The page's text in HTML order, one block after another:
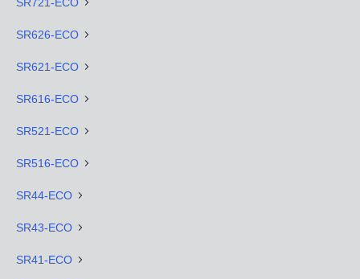
SR626-ECO
SR621-ECO
SR616-ECO
SR521-ECO
SR516-ECO
SR44-ECO
SR43-ECO
SR41-ECO